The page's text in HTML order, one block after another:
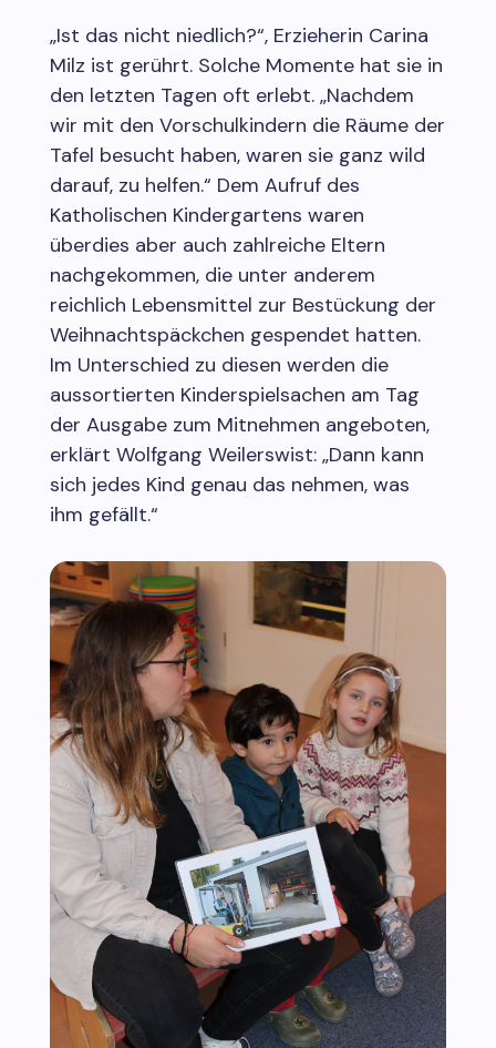
„Ist das nicht niedlich?“, Erzieherin Carina
Milz ist gerührt. Solche Momente hat sie in
den letzten Tagen oft erlebt. „Nachdem
wir mit den Vorschulkindern die Räume der
Tafel besucht haben, waren sie ganz wild
darauf, zu helfen.“ Dem Aufruf des
Katholischen Kindergartens waren
überdies aber auch zahlreiche Eltern
nachgekommen, die unter anderem
reichlich Lebensmittel zur Bestückung der
Weihnachtspäckchen gespendet hatten.
Im Unterschied zu diesen werden die
aussortierten Kinderspielsachen am Tag
der Ausgabe zum Mitnehmen angeboten,
erklärt Wolfgang Weilerswist: „Dann kann
sich jedes Kind genau das nehmen, was
ihm gefällt.“